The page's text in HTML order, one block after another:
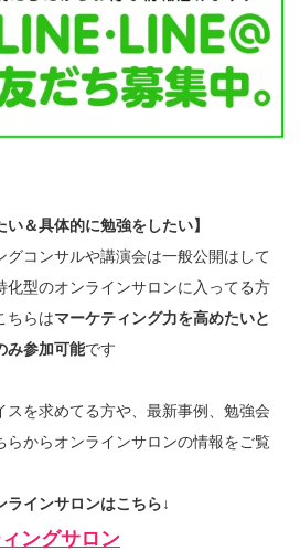
い＆具体的に勉強をしたい】
グコンサルや講演会は一般公開はして
化型のオンラインサロンに入ってる方
ちらはマーケティング力を高めたいと
み参加可能です
スを求めてる方や、最新事例、勉強会
らからオンラインサロンの情報をご覧
インサロンはこちら↓
ングサロン